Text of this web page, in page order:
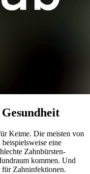
Keime. Die meisten von
eine
Zahnbürsten-
kommen. Und
für Zahninfektionen.